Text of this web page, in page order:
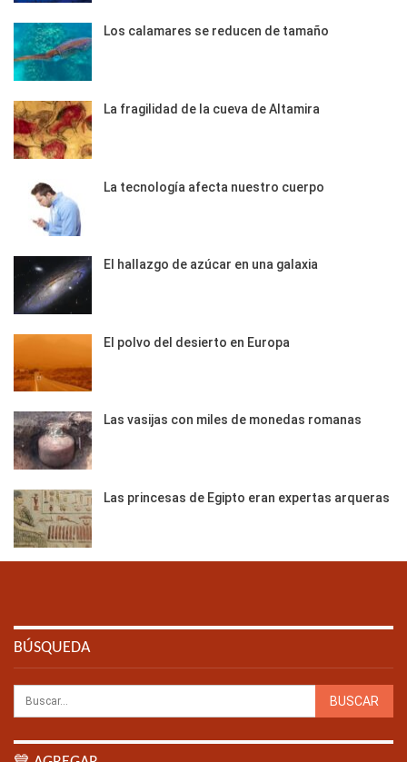
Los calamares se reducen de tamaño
La fragilidad de la cueva de Altamira
La tecnología afecta nuestro cuerpo
El hallazgo de azúcar en una galaxia
El polvo del desierto en Europa
Las vasijas con miles de monedas romanas
Las princesas de Egipto eran expertas arqueras
BÚSQUEDA